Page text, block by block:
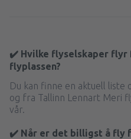
✔️ Hvilke flyselskaper flyr
flyplassen?
Du kan finne en aktuell liste
og fra Tallinn Lennart Meri
vår.
✔️ Når er det billigst å fly